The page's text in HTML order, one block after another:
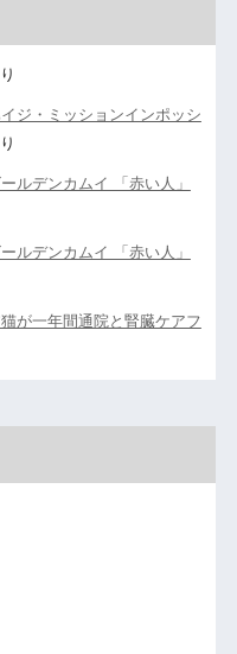
ジ・ミッションインポッシ
ルデンカムイ 「赤い人」
ルデンカムイ 「赤い人」
が一年間通院と腎臓ケアフ